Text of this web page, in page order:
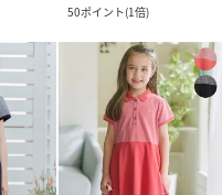
50ポイント(1倍)